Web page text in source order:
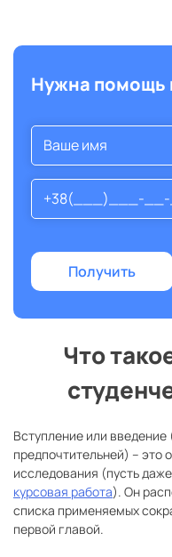
Нужна помощь
Что
Вступление или введение
предпочтительней) – это
исследования (пусть
курсовая работа). Он
списка применяемых
первой главой.